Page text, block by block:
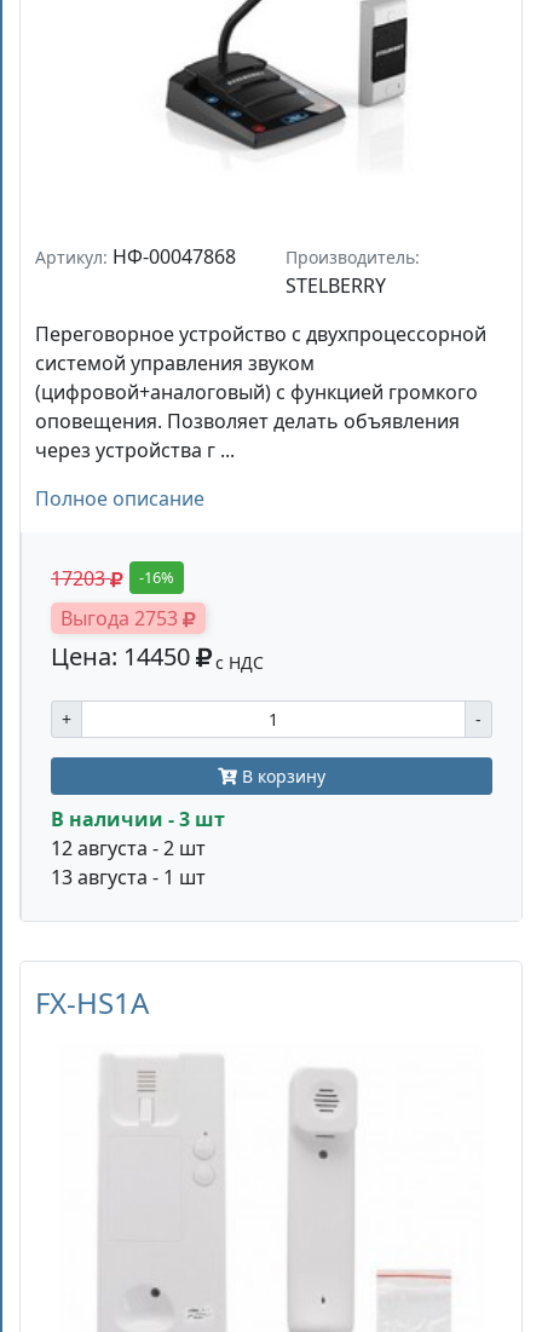
Артикул: НФ-00047868 Производитель:
STELBERRY
Переговорное устройство с двухпроцессорной
системой управления звуком
(цифровой+аналоговый) с функцией громкого
оповещения. Позволяет делать объявления
через устройства г ...
Полное описание
17203 -16%
Выгода 2753
Цена: 14450 с НДС
+ -
В корзину
В наличии - 3 шт
12 августа - 2 шт
13 августа - 1 шт
FX-HS1A